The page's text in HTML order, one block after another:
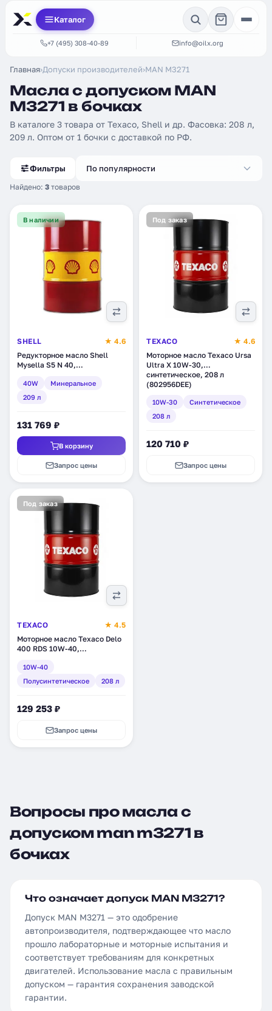
Каталог
+7 (495) 308-40-89 info@oilx.org
Главная›Допуски производителей›MAN M3271
Масла с допуском MAN
M3271 в бочках
В каталоге 3 товара от Texaco, Shell и др. Фасовка: 208 л,
209 л. Оптом от 1 бочки с доставкой по РФ.
Фильтры
Найдено: 3 товаров
По популярности
В наличии
SHELL
★ 4.6
Редукторное масло Shell
Mysella S5 N 40,
(550039780)
40W
Минеральное
209 л
131 769 ₽
В корзину
Запрос цены
Под заказ
TEXACO
★ 4.6
Моторное масло Texaco Ursa
Ultra X 10W-30,
синтетическое, 208 л
(802956DEE)
10W-30
Синтетическое
208 л
120 710 ₽
Запрос цены
Под заказ
TEXACO
★ 4.5
Моторное масло Texaco Delo
400 RDS 10W-40,
(804161DEE)
10W-40
Полусинтетическое
208 л
129 253 ₽
Запрос цены
Вопросы про масла с
допуском man m3271 в
бочках
Что означает допуск MAN M3271?
Допуск MAN M3271 — это одобрение
автопроизводителя, подтверждающее что масло
прошло лабораторные и моторные испытания и
соответствует требованиям для конкретных
двигателей. Использование масла с правильным
допуском — гарантия сохранения заводской
гарантии.